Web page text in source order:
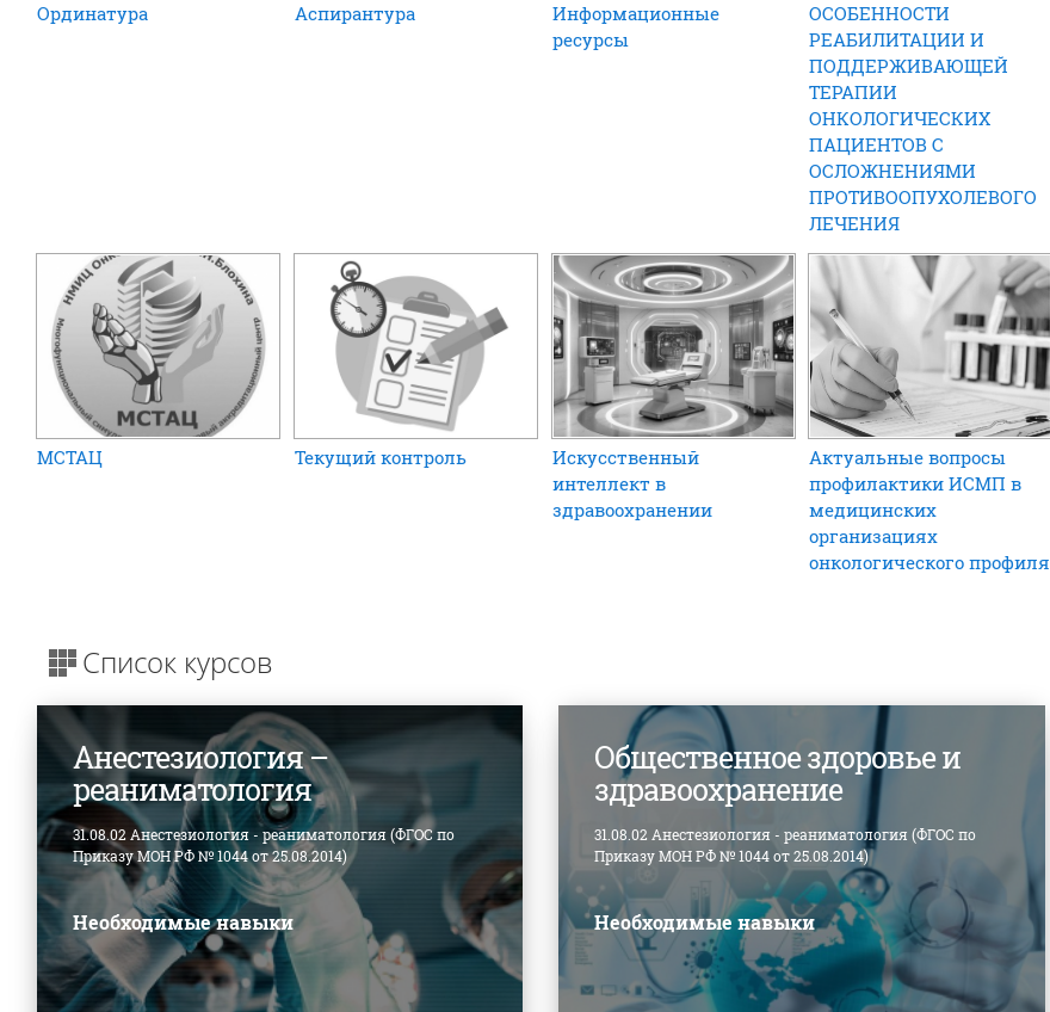
Ординатура Аспирантура
Информационные
ресурсы
ОСОБЕННОСТИ
РЕАБИЛИТАЦИИ И
ПОДДЕРЖИВАЮЩЕЙ
ТЕРАПИИ
ОНКОЛОГИЧЕСКИХ
ПАЦИЕНТОВ С
ОСЛОЖНЕНИЯМИ
ПРОТИВООПУХОЛЕВОГО
ЛЕЧЕНИЯ
МСТАЦ Текущий контроль
Искусственный
интеллект в
здравоохранении
Актуальные вопросы
профилактики ИСМП в
медицинских
организациях
онкологического профиля
Список курсов
Анестезиология –
реаниматология
31.08.02 Анестезиология - реаниматология (ФГОС по
Приказу МОН РФ № 1044 от 25.08.2014)
Необходимые навыки
Общественное здоровье и
здравоохранение
31.08.02 Анестезиология - реаниматология (ФГОС по
Приказу МОН РФ № 1044 от 25.08.2014)
Необходимые навыки